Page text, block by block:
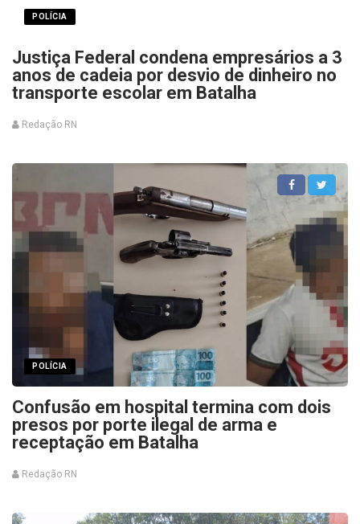
POLÍCIA
Justiça Federal condena empresários a 3
anos de cadeia por desvio de dinheiro no
transporte escolar em Batalha
Redação RN
POLÍCIA
Confusão em hospital termina com dois
presos por porte ilegal de arma e
receptação em Batalha
Redação RN